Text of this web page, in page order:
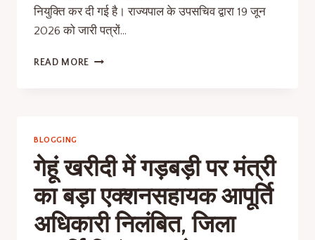
नियुक्ति कर दी गई है। राज्यपाल के उपसचिव द्वारा 19 जून
2026 को जारी पत्रों…
READ MORE
BLOGGING
गेहूं खरीदी में गड़बड़ी पर मंत्री
का बड़ा एक्शनसहायक आपूर्ति
अधिकारी निलंबित, जिला